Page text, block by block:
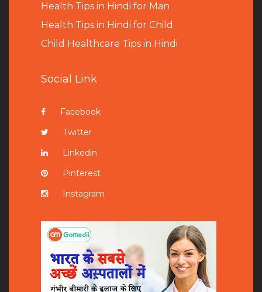
Health Tips in Hindi for Man
Health Tips in Hindi for Child
Child Healthcare Tips in Hindi
Social Link
Facebook
Twitter
Linkedin
Pinterest
Instagram